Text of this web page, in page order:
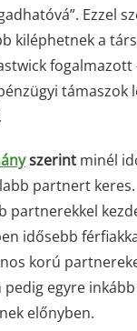
Ezzel
kiléphetnek a
fogalmazott
támaszok
szerint minél
partnert
partnerekkel
idősebb
korú
egyre
előnyben.